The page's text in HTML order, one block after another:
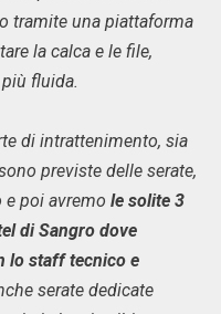
tramite una piattaforma
la calca e le file,
fluida.
di intrattenimento, sia
previste delle serate,
poi avremo le solite 3
di Sangro dove
lo staff tecnico e
serate dedicate